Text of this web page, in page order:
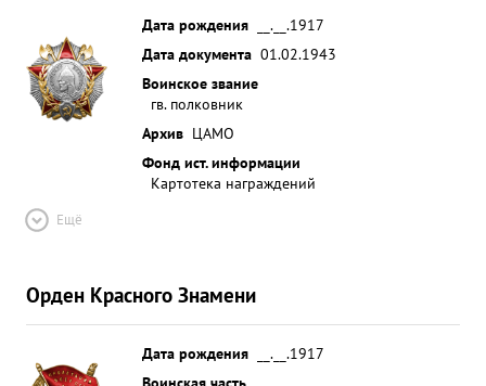
Дата рождения
__.__.1917
Дата документа 01.02.1943
Воинское звание
гв. полковник
Архив ЦАМО
Фонд ист. информации
Картотека награждений
Ещё
Орден Красного Знамени
Дата рождения
__.__.1917